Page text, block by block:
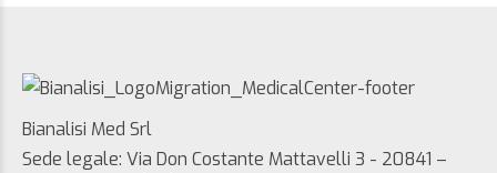
Bianalisi Med Srl
Sede legale: Via Don Costante Mattavelli 3 - 20841 –